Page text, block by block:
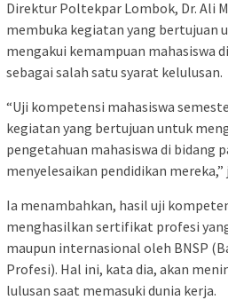
Direktur Poltekpar Lombok, Dr. Ali
membuka kegiatan yang bertujuan
mengakui kemampuan mahasiswa
sebagai salah satu syarat kelulusan.
“Uji kompetensi mahasiswa
kegiatan yang bertujuan untuk
pengetahuan mahasiswa di bidang
menyelesaikan pendidikan mereka,”
Ia menambahkan, hasil uji
menghasilkan sertifikat profesi
maupun internasional oleh BNSP
Profesi). Hal ini, kata dia, akan
lulusan saat memasuki dunia kerja.